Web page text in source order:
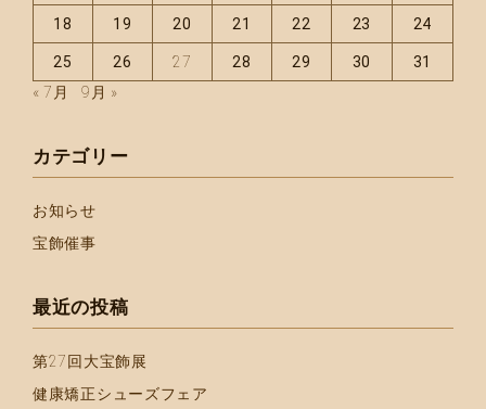
18 19 20 21 22 23 24
25 26 27 28 29 30
31
« 7月
9月 »
カテゴリー
お知らせ
宝飾催事
最近の投稿
第27回大宝飾展
健康矯正シューズフェア